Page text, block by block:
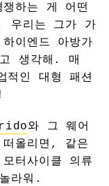
하는 게 어떤
우리는 그가 가
이엔드 아방가
생각해. 매
적인 대형 패션
와 그 웨어
올리면, 같은
터사이클 의류
라워.